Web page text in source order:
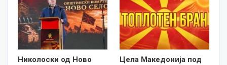
Николоски од Ново
Цела Македонија под